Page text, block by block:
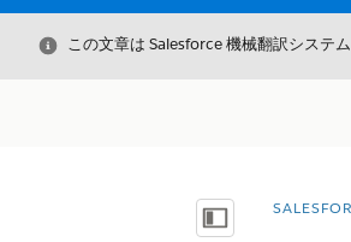
閉じる
この文章は Salesforce 機械翻訳システ
目次を表示詳細情報: